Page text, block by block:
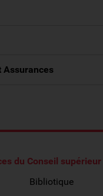
Assurances
du Conseil
Bibliotique